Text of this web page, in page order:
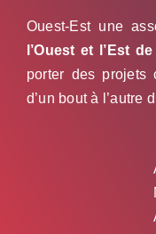
Ouest-Est une
l’Ouest et l’Est